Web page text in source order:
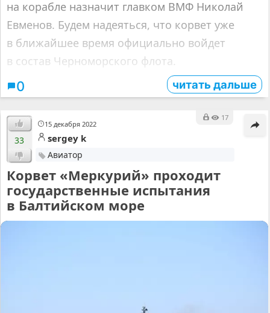
на корабле назначит главком ВМФ Николай
Евменов. Будем надеяться, что корвет уже
в ближайшее время официально войдет
в состав Черноморского флота.
0 читать дальше
15 декабря 2022
17
33 sergey k
Авиатор
Корвет «Меркурий» проходит
государственные испытания
в Балтийском море